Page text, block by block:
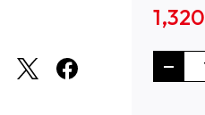
1,320